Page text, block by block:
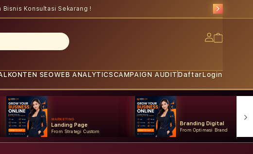
Bisnis Konsultasi Sekarang !
Log
KONTEN SEOWEB ANALYTICSCAMPAIGN AUDIT DaftarLogin
MARKETING
Landing Page
From Strategi Custom
Branding Digital
From Optimasi Brand